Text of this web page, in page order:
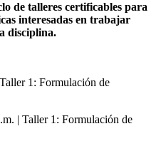
de talleres certificables para
interesadas en trabajar
disciplina.
1: Formulación de
| Taller 1: Formulación de